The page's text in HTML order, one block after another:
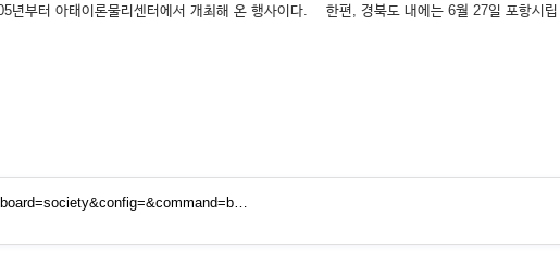
년부터 아태이론물리센터에서 개최해 온 행사이다. 한편, 경북도 내에는 6월 27일 포항시